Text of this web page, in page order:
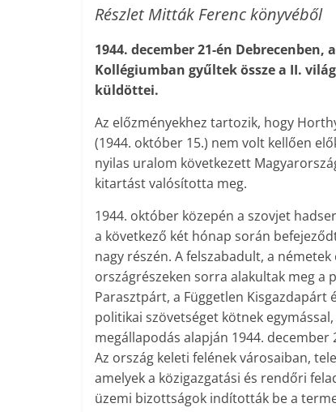
Részlet Mitták Ferenc könyvéből
1944. december 21-én
Kollégiumban gyűltek össze a II.
küldöttei.
Az előzményekhez tartozik, hogy
(1944. október 15.) nem volt kellően
nyilas uralom következett
kitartást valósította meg.
1944. október közepén a szovjet
a következő két hónap során
nagy részén. A felszabadult, a
országrészeken sorra alakultak meg a
Parasztpárt, a Független
politikai szövetséget kötnek
megállapodás alapján 1944.
Az ország keleti felének városaiban,
amelyek a közigazgatási és rendőri
üzemi bizottságok indították be a